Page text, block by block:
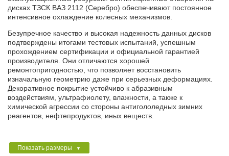
дисках ТЗСК ВАЗ 2112 (Серебро) обеспечивают постоянное
интенсивное охлаждение колесных механизмов.
Безупречное качество и высокая надежность данных дисков
подтверждены итогами тестовых испытаний, успешным
прохождением сертификации и официальной гарантией
производителя. Они отличаются хорошей
ремонтопригодностью, что позволяет восстановить
изначальную геометрию даже при серьезных деформациях.
Декоративное покрытие устойчиво к абразивным
воздействиям, ультрафиолету, влажности, а также к
химической агрессии со стороны антигололедных зимних
реагентов, нефтепродуктов, иных веществ.
Показать размеры ▼